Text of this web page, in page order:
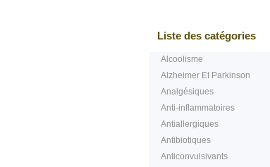
Liste des catégories
Alcoolisme
Alzheimer Et Parkinson
Analgésiques
Anti-inflammatoires
Antiallergiques
Antibiotiques
Anticonvulsivants